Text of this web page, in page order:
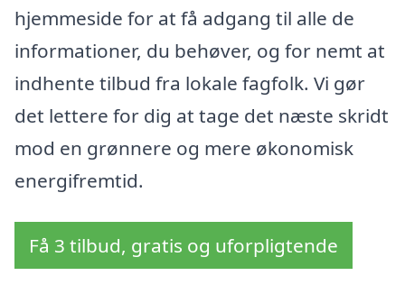
hjemmeside for at få adgang til alle de
informationer, du behøver, og for nemt at
indhente tilbud fra lokale fagfolk. Vi gør
det lettere for dig at tage det næste skridt
mod en grønnere og mere økonomisk
energifremtid.
Få 3 tilbud, gratis og uforpligtende